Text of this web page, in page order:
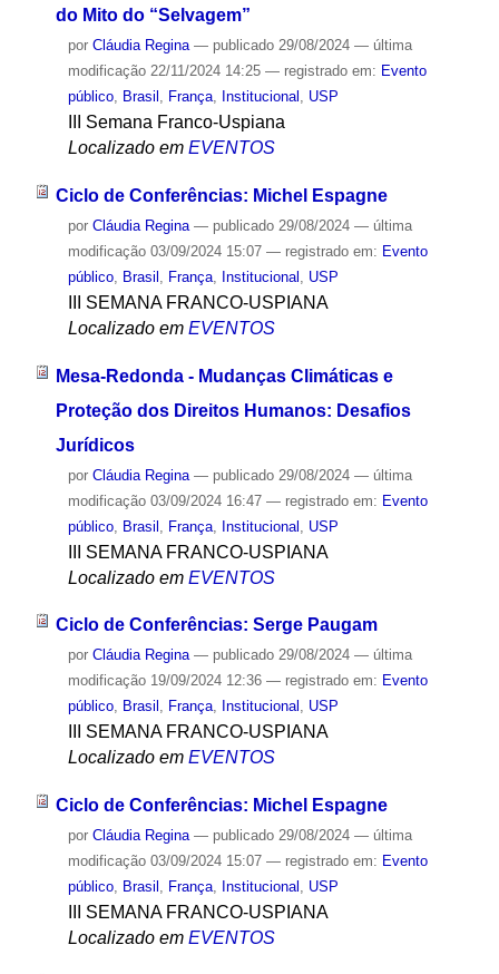
do Mito do “Selvagem”
por Cláudia Regina — publicado29/08/2024 — última
modificação22/11/2024 14:25 — registrado em: Evento
público, Brasil , França, Institucional , USP
III Semana Franco-Uspiana
Localizado em EVENTOS
Ciclo de Conferências: Michel Espagne
por Cláudia Regina — publicado29/08/2024 — última
modificação03/09/2024 15:07 — registrado em: Evento
público, Brasil , França, Institucional , USP
III SEMANA FRANCO-USPIANA
Localizado em EVENTOS
Mesa-Redonda - Mudanças Climáticas e
Proteção dos Direitos Humanos: Desafios
Jurídicos
por Cláudia Regina — publicado29/08/2024 — última
modificação03/09/2024 16:47 — registrado em: Evento
público, Brasil França, Institucional USP
III SEMANA FRANCO-USPIANA
Localizado em EVENTOS
Ciclo de Conferências: Serge Paugam
por Cláudia Regina — publicado29/08/2024 — última
modificação19/09/2024 12:36 — registrado em: Evento
público, Brasil , França, Institucional , USP
III SEMANA FRANCO-USPIANA
Localizado em EVENTOS
Ciclo de Conferências: Michel Espagne
por Cláudia Regina — publicado29/08/2024 — última
modificação03/09/2024 15:07 — registrado em: Evento
público, Brasil , França, Institucional , USP
III SEMANA FRANCO-USPIANA
Localizado em EVENTOS